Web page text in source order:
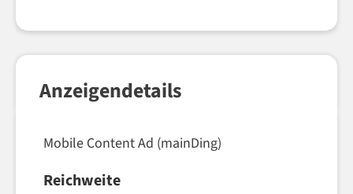
Anzeigendetails
Mobile Content Ad (mainDing)
Reichweite